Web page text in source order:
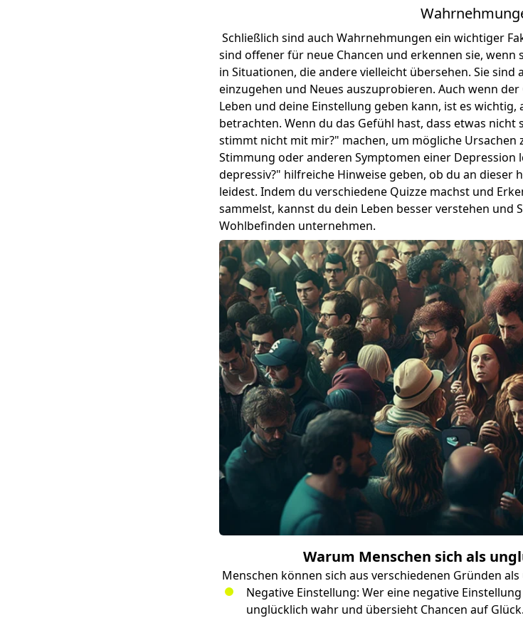
Schließlich sind auch Wahrnehmungen ein wichtiger
sind offener für neue Chancen und erkennen sie, wenn
in Situationen, die andere vielleicht übersehen. Sie
einzugehen und Neues auszuprobieren. Auch wenn
Leben und deine Einstellung geben kann, ist es
betrachten. Wenn du das Gefühl hast, dass etwas
stimmt nicht mit mir?" machen, um mögliche
Stimmung oder anderen Symptomen einer Depression
depressiv?" hilfreiche Hinweise geben, ob du an dieser
leidest. Indem du verschiedene Quizze machst und
sammelst, kannst du dein Leben besser verstehen und
Wohlbefinden unternehmen.
Warum Menschen sich als
Menschen können sich aus verschiedenen Gründen
Negative Einstellung: Wer eine negative
unglücklich wahr und übersieht Chancen auf Glück.